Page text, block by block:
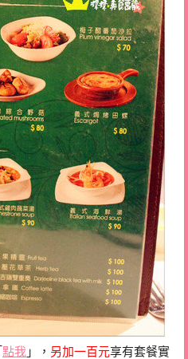
點我 」， 另加一百元享有套餐實